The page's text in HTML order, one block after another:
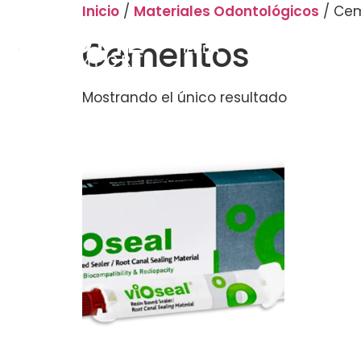
TIENDA
Inicio / Materiales Odontológicos /
Cementos
Mostrando el único resultado